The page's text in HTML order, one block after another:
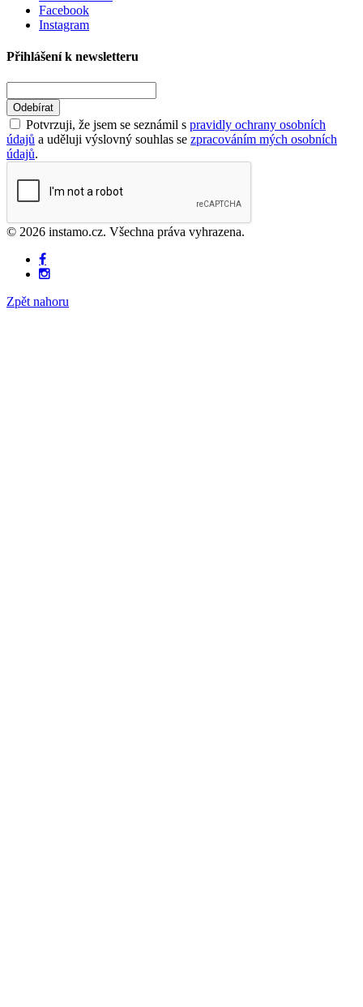
Facebook
Instagram
Přihlášení k newsletteru
Odebírat
Potvrzuji, že jsem se seznámil s pravidly ochrany osobních
údajů a uděluji výslovný souhlas se zpracováním mých osobních
údajů.
© 2026 instamo.cz. Všechna práva vyhrazena.
Zpět nahoru